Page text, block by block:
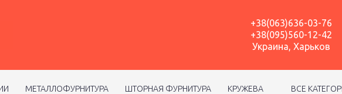
+38(063)636-03-76
+38(095)560-12-42
Украина, Харьков
МЕТАЛЛОФУРНИТУРА ШТОРНАЯ ФУРНИТУРА КРУЖЕВА ВСЕ